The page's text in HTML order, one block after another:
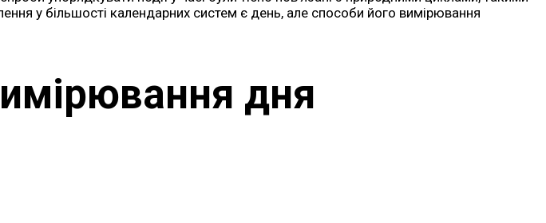
у більшості календарних систем є день, але способи його вимірювання
дня